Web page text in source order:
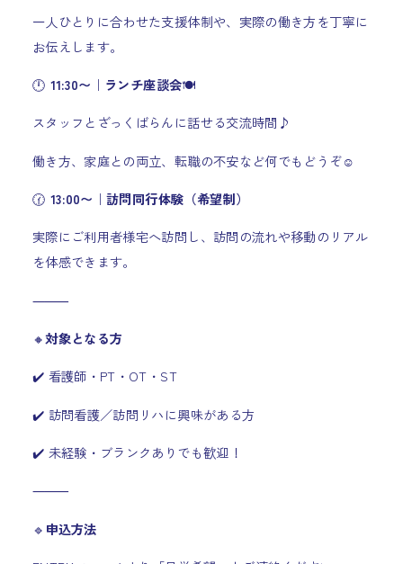
一人ひとりに合わせた支援体制や、実際の働き方を丁寧に
お伝えします。
🕛 11:30〜｜ランチ座談会🍽
スタッフとざっくばらんに話せる交流時間♪
働き方、家庭との両立、転職の不安など何でもどうぞ☺️
🕜 13:00〜｜訪問同行体験（希望制）
実際にご利用者様宅へ訪問し、訪問の流れや移動のリアル
を体感できます。
⸻
🔸対象となる方
✔️ 看護師・PT・OT・ST
✔️ 訪問看護／訪問リハに興味がある方
✔️ 未経験・ブランクありでも歓迎！
⸻
🔹 申込方法